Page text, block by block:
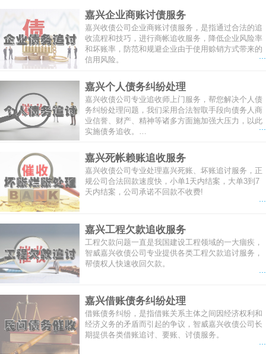
嘉兴企业商账讨债服务
嘉兴收债公司企业商账讨债服务，是指通过合法的追
收流程和技巧，进行商帐追收服务，降低企业风险率
和坏账率，防范和规避企业由于使用赊销方式带来的
信用风险。
...
嘉兴个人债务纠纷处理
嘉兴收债公司专业追收师上门服务，帮您解决个人债
务纠纷处理问题，我们采用合法智取手段向债务人商
业信誉、财产、精神等诸多方面施加强大压力，以此
实施债务追收。…
...
嘉兴死帐赖账追收服务
嘉兴收债公司专业处理嘉兴死账、坏账追讨服务，正
规公司合法回款速度快，小单1天内结案，大单3到7
天内结案，公司承诺不回款不收费!
嘉兴工程欠款追收服务
工程欠款问题一直是我国建设工程领域的一大痼疾，
智威嘉兴收债公司专业提供各类工程欠款追讨服务，
帮债权人快速收回欠款。
嘉兴借账债务纠纷处理
借账债务纠纷，是指借账关系主体之间因经济权利和
经济义务的矛盾而引起的争议，智威嘉兴收债公司长
期提供各类借账追讨、要账、讨债服务。